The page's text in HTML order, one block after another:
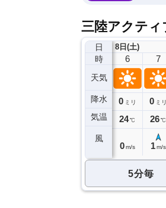
三陸アクティ
日
時
天気
降水
気温
風
8日(土)
5
0ミリ
24℃
6
0 ミリ
24℃
0 m/s
7
0 ミリ
26℃
1 m/s
5分毎